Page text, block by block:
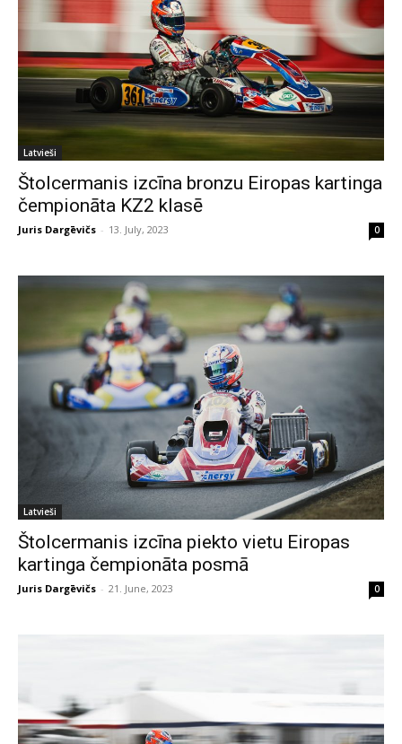
Latvieši
Štolcermanis izcīna bronzu Eiropas kartinga
čempionāta KZ2 klasē
Juris Dargēvičs - 13. July, 2023 0
Latvieši
Štolcermanis izcīna piekto vietu Eiropas
kartinga čempionāta posmā
Juris Dargēvičs - 21. June, 2023 0